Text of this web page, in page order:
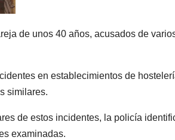
de unos 40 años, acusados ​​de
en establecimientos de
similares.
de estos incidentes, la policía
examinadas.